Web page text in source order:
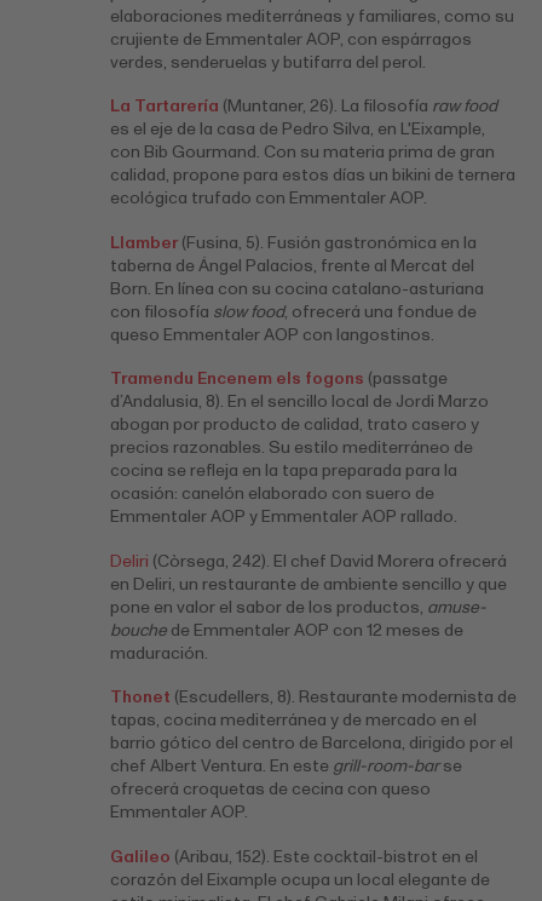
elaboraciones mediterráneas y familiares, como su
crujiente de Emmentaler AOP, con espárragos
verdes, senderuelas y butifarra del perol.
La Tartarería (Muntaner, 26). La filosofía raw food
es el eje de la casa de Pedro Silva, en L'Eixample,
con Bib Gourmand. Con su materia prima de gran
calidad, propone para estos días un bikini de ternera
ecológica trufado con Emmentaler AOP.
Llamber (Fusina, 5). Fusión gastronómica en la
taberna de Ángel Palacios, frente al Mercat del
Born. En línea con su cocina catalano-asturiana
con filosofía slow food, ofrecerá una fondue de
queso Emmentaler AOP con langostinos.
Tramendu Encenem els fogons (passatge
d’Andalusia, 8). En el sencillo local de Jordi Marzo
abogan por producto de calidad, trato casero y
precios razonables. Su estilo mediterráneo de
cocina se refleja en la tapa preparada para la
ocasión: canelón elaborado con suero de
Emmentaler AOP y Emmentaler AOP rallado.
Deliri (Còrsega, 242). El chef David Morera ofrecerá
en Deliri, un restaurante de ambiente sencillo y que
pone en valor el sabor de los productos, amuse-
bouche de Emmentaler AOP con 12 meses de
maduración.
Thonet (Escudellers, 8). Restaurante modernista de
tapas, cocina mediterránea y de mercado en el
barrio gótico del centro de Barcelona, dirigido por el
chef Albert Ventura. En este grill-room-barse
ofrecerá croquetas de cecina con queso
Emmentaler AOP.
Galileo (Aribau, 152). Este cocktail-bistrot en el
corazón del Eixample ocupa un local elegante de